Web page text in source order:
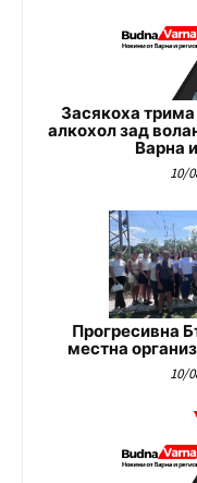
Засякоха
алкохол зад
Варна
10/
Прогресивна
местна
10/